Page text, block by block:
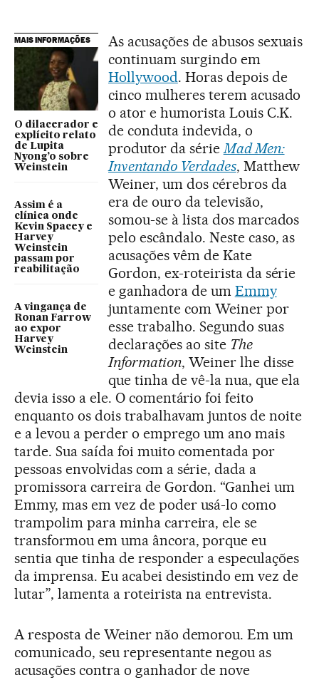
MAIS INFORMAÇÕES
O dilacerador e
explícito relato
de Lupita
Nyong’o sobre
Weinstein
Assim é a
clínica onde
Kevin Spacey e
Harvey
Weinstein
passam por
reabilitação
A vingança de
Ronan Farrow
ao expor
Harvey
Weinstein
As acusações de abusos sexuais
continuam surgindo em
Hollywood. Horas depois de
cinco mulheres terem acusado
o ator e humorista Louis C.K.
de conduta indevida, o
produtor da sérieMad Men:
Inventando Verdades, Matthew
Weiner, um dos cérebros da
era de ouro da televisão,
somou-se à lista dos marcados
pelo escândalo. Neste caso, as
acusações vêm de Kate
Gordon, ex-roteirista da série
e ganhadora de um Emmy
juntamente com Weiner por
esse trabalho. Segundo suas
declarações ao site The
Information, Weiner lhe disse
que tinha de vê-la nua, que ela
devia isso a ele. O comentário foi feito
enquanto os dois trabalhavam juntos de noite
e a levou a perder o emprego um ano mais
tarde. Sua saída foi muito comentada por
pessoas envolvidas com a série, dada a
promissora carreira de Gordon. “Ganhei um
Emmy, mas em vez de poder usá-lo como
trampolim para minha carreira, ele se
transformou em uma âncora, porque eu
sentia que tinha de responder a especulações
da imprensa. Eu acabei desistindo em vez de
lutar”, lamenta a roteirista na entrevista.
A resposta de Weiner não demorou. Em um
comunicado, seu representante negou as
acusações contra o ganhador de nove